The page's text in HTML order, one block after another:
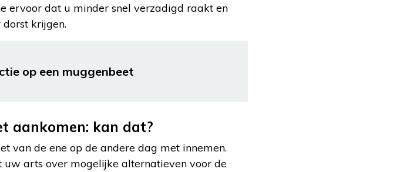
ervoor dat u minder snel verzadigd raakt en
krijgen.
op een muggenbeet
aankomen: kan dat?
van de ene op de andere dag met innemen.
arts over mogelijke alternatieven voor de